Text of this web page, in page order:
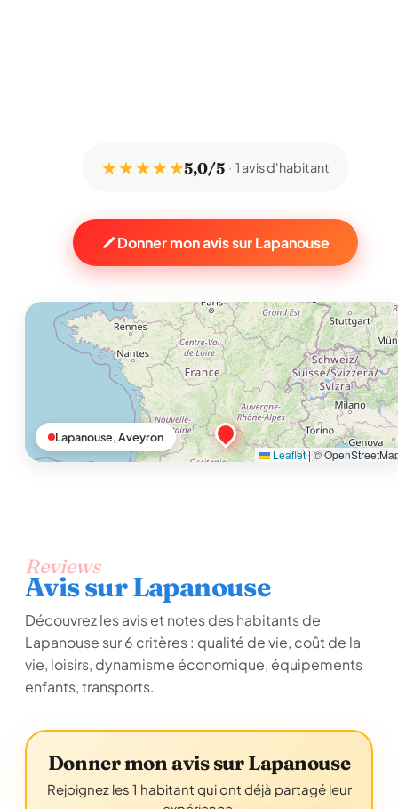
★ ★ ★ ★ ★5,0/5 1 avis d'habitant
Donner mon avis sur Lapanouse
Leaflet|©
Lapanouse, Aveyron
Reviews
Avis sur Lapanouse
Découvrez les avis et notes des habitants de
Lapanouse sur 6 critères : qualité de vie, coût de la
vie, loisirs, dynamisme économique, équipements
enfants, transports.
Donner mon avis sur Lapanouse
Rejoignez les 1 habitant qui ont déjà partagé leur